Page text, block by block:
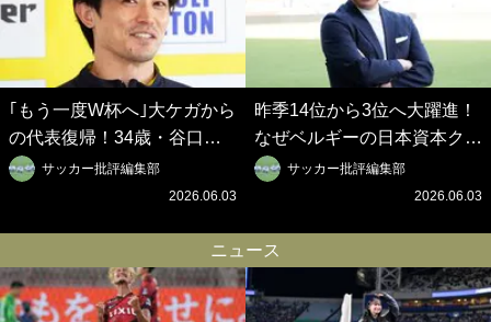
｢もう一度W杯へ｣大ケガから
の代表復帰！34歳・谷口彰
悟の奇跡を支えた日本資本の
ベルギークラブ、次なる野望
ロイデン立石敬之CEOの世
界戦略】(2)
サッカー批評編集部
2026.06.03
昨季14位から3位へ大躍進！
なぜベルギーの日本資本クラ
ブは創設102年目に歴史的快
挙を成し遂げられたのか？
之CEOの世界戦略】(1)
サッカー批評編集部
2026.06.03
ニュース